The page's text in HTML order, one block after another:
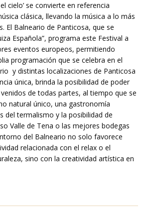
cielo’ se convierte en referencia
clásica, llevando la música a lo más
El Balneario de Panticosa, que se
Española”, programa este Festival a
eventos europeos, permitiendo
programación que se celebra en el
y distintas localizaciones de Panticosa
única, brinda la posibilidad de poder
de todas partes, al tiempo que se
natural único, una gastronomía
del termalismo y la posibilidad de
Valle de Tena o las mejores bodegas
del Balneario no solo favorece
relacionada con el relax o el
sino con la creatividad artística en